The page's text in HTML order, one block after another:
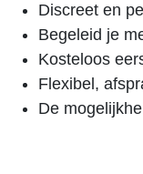
Discreet en
Begeleid je
Kosteloos
Flexibel,
De